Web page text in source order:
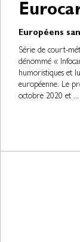
Européens
Série de court-
dénommé «
humoristiques et
européenne. Le
octobre 2020 et ...